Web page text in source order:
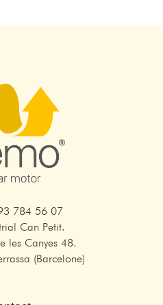
784 56 07
Can Petit.
les Canyes 48.
(Barcelone)